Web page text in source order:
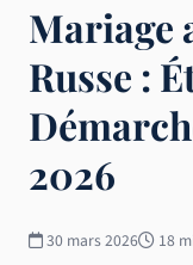
Mariage
Russe :
2026
30 mars 2026 18